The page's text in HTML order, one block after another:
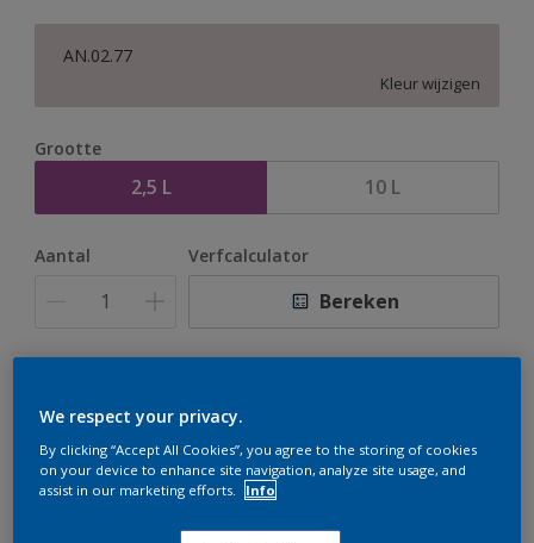
AN.02.77
Kleur wijzigen
Grootte
2,5 L 10 L
Aantal Verfcalculator
Bereken
te bestellen. Houd de website in de gaten, we werken
We respect your privacy.
By clicking “Accept All Cookies”, you agree to the storing of cookies
on your device to enhance site navigation, analyze site usage, and
assist in our marketing efforts.
Info